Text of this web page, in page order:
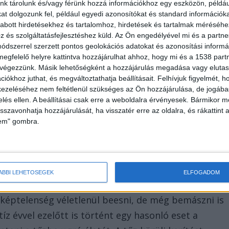
tárolunk és/vagy férünk hozzá információkhoz egy eszközön,
dolgozunk fel, például egyedi azonosítókat és standard
hirdetésekhez és tartalomhoz, hirdetések és tartalmak
és szolgáltatásfejlesztéshez küld. Az Ön engedélyével mi és a
szerzett pontos geolokációs adatokat és azonosítási
helyre kattintva hozzájárulhat ahhoz, hogy mi és a 1538
Másik lehetőségként a hozzájárulás megadása vagy
juthat, és megváltoztathatja beállításait. Felhívjuk figyelmét,
nem feltétlenül szükséges az Ön hozzájárulása, de
ellen. A beállításai csak erre a weboldalra érvényesek. Bármikor
hozzájárulását, ha visszatér erre az oldalra, és rákattint
gombra.
LEHETŐSÉGEK ELFOGADOM
érkezett vendég kísérelt meg
perceken belül megérkeztek a biztonsági-
de sajnos nem tudták megmenteni. A tűz
véletlenül beesni, de még bemászni is
évvel ezelőtt is történt egy hasonló eset a